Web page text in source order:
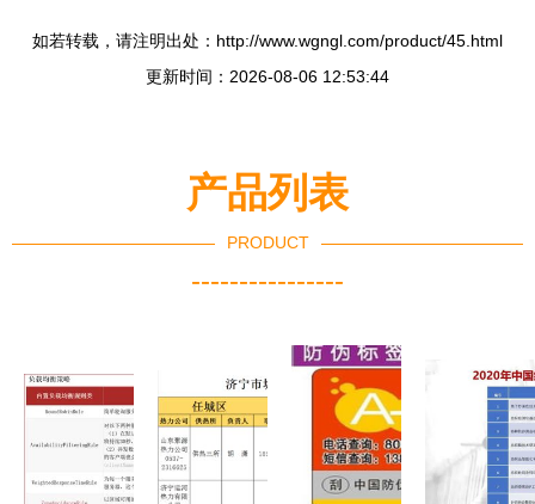
如若转载，请注明出处：http://www.wgngl.com/product/45.html
更新时间：2026-08-06 12:53:44
产品列表
PRODUCT
----------------